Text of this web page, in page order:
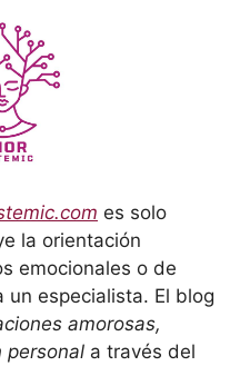
es solo
la orientación
emocionales o de
especialista. El blog
amorosas,
personal a través del